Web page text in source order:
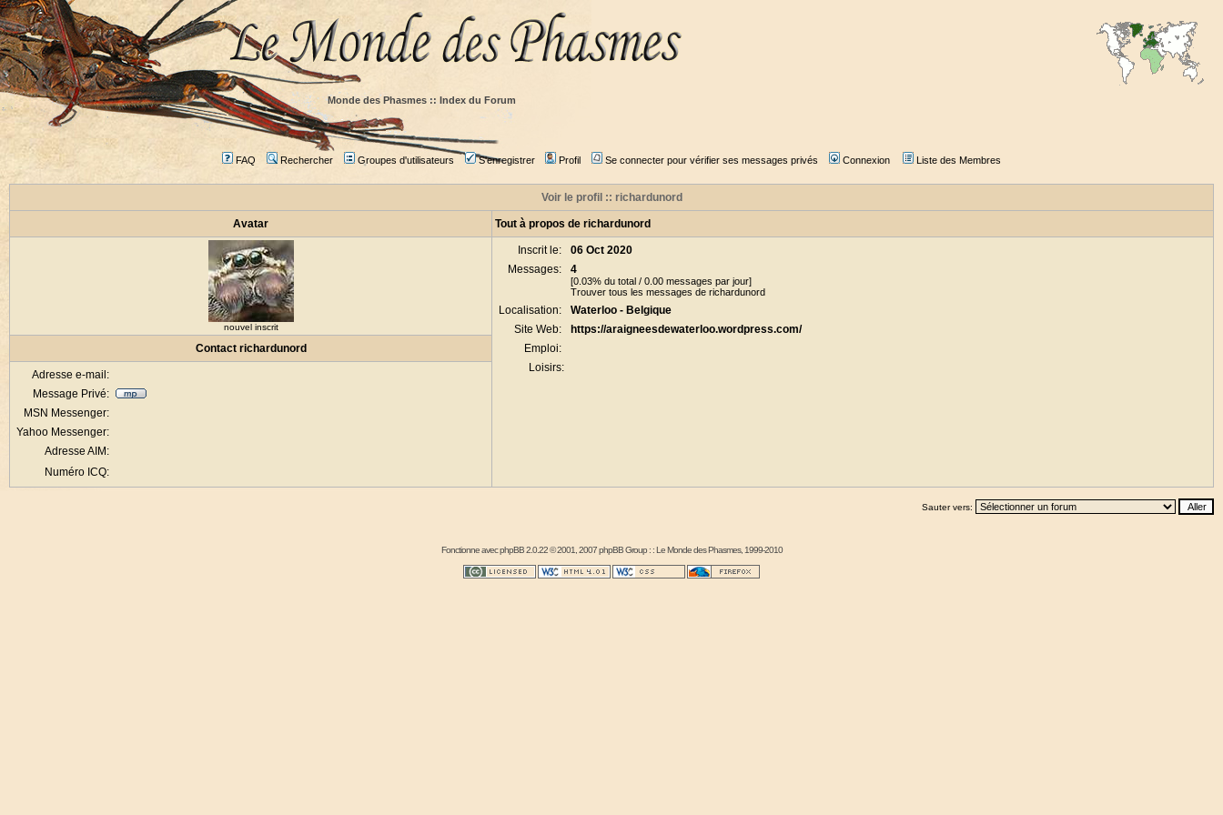
Monde des Phasmes :: Index du Forum
FAQ Rechercher Groupes d'utilisateurs S'enregistrer Profil Se connecter pour vérifier ses messages privés Connexion Liste des Membres
Voir le profil :: richardunord
Avatar Tout à propos de richardunord
nouvel inscrit
Inscrit le:
06 Oct 2020
Messages:
4
[0.03% du total / 0.00 messages par jour]
Trouver tous les messages de richardunord
Localisation:
Waterloo - Belgique
Site Web:
https://araigneesdewaterloo.wordpress.com/
Emploi:
Loisirs:
Contact richardunord
Adresse e-mail:
Message Privé:
MSN Messenger:
Yahoo Messenger:
Adresse AIM:
Numéro ICQ:
Sauter vers:
Fonctionne avecphpBB2.0.22 © 2001, 2007 phpBB Group : :Le Monde des Phasmes, 1999-2010